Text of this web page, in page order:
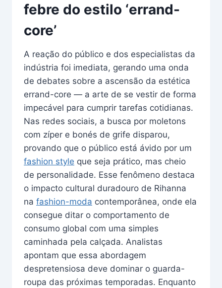
febre do estilo ‘errand-
core’
A reação do público e dos especialistas da
indústria foi imediata, gerando uma onda
de debates sobre a ascensão da estética
errand-core — a arte de se vestir de forma
impecável para cumprir tarefas cotidianas.
Nas redes sociais, a busca por moletons
com zíper e bonés de grife disparou,
provando que o público está ávido por um
fashion style que seja prático, mas cheio
de personalidade. Esse fenômeno destaca
o impacto cultural duradouro de Rihanna
na fashion-moda contemporânea, onde ela
consegue ditar o comportamento de
consumo global com uma simples
caminhada pela calçada. Analistas
apontam que essa abordagem
despretensiosa deve dominar o guarda-
roupa das próximas temporadas. Enquanto